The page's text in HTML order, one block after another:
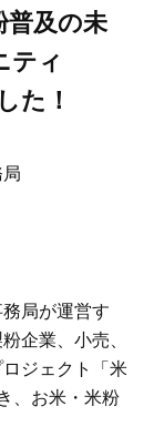
普及の未
ティ
た！
局が運営す
企業、小売、
ジェクト「米
、お米・米粉